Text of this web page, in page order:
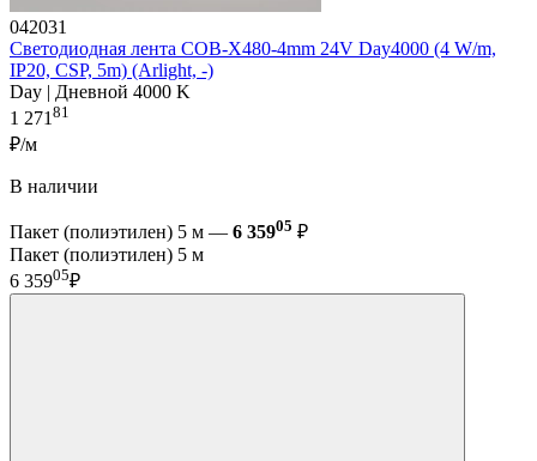
042031
Светодиодная лента COB-X480-4mm 24V Day4000 (4 W/m,
IP20, CSP, 5m) (Arlight, -)
Day | Дневной 4000 K
1 27181
₽/м
В наличии
Пакет (полиэтилен) 5 м — 6 35905 ₽
Пакет (полиэтилен) 5 м
6 35905₽